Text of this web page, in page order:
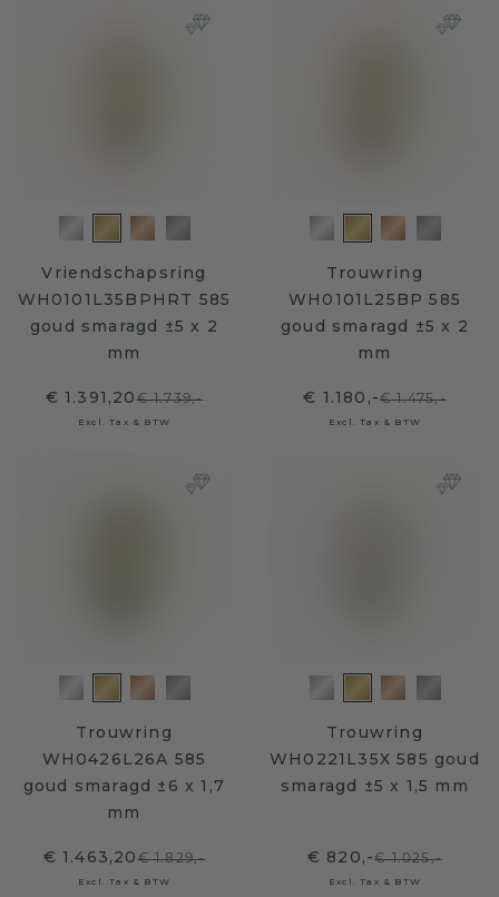
Vriendschapsring
WH0101L35BPHRT 585
goud smaragd ±5 x 2
mm
€ 1.391,20€ 1.739,-
Excl. Tax & BTW
Trouwring
WH0101L25BP 585
goud smaragd ±5 x 2
mm
€ 1.180,-€ 1.475,-
Excl. Tax & BTW
Trouwring
WH0426L26A 585
goud smaragd ±6 x 1,7
mm
€ 1.463,20€ 1.829,-
Excl. Tax & BTW
Trouwring
WH0221L35X 585 goud
smaragd ±5 x 1,5 mm
€ 820,-€ 1.025,-
Excl. Tax & BTW